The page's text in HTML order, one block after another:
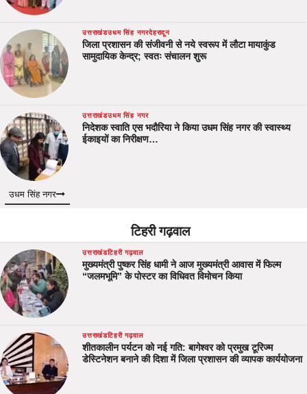
उत्तराखंडउधम सिंह नगरदेहरादून
जिला प्रशासन की संजीवनी से नये स्वरूप में लौटा मायाकुंड
सामुदायिक केन्द्र; स्वतः संचालन शुरू
उत्तराखंडउधम सिंह नगर
निदेशक स्वाति एस भदौरिया ने किया उधम सिंह नगर की स्वास्थ्य
ईकाइयों का निरीक्षण…
उधम सिंह नगर
टिहरी गढ़वाल
उत्तराखंडटिहरी गढ़वाल
मुख्यमंत्री पुष्कर सिंह धामी ने आज मुख्यमंत्री आवास में फिल्म
“जलमभूमि” के पोस्टर का विधिवत विमोचन किया
उत्तराखंडटिहरी गढ़वाल
शीतकालीन पर्यटन को नई गति: बागेश्वर को प्रमुख टूरिज्म
डेस्टिनेशन बनाने की दिशा में जिला प्रशासन की व्यापक कार्ययोजना